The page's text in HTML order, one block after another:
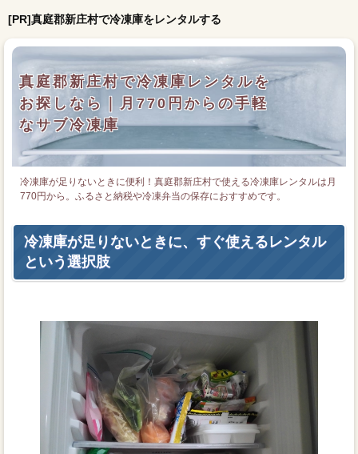
[PR]真庭郡新庄村で冷凍庫をレンタルする
真庭郡新庄村で冷凍庫レンタルを
お探しなら｜月770円からの手軽
なサブ冷凍庫
冷凍庫が足りないときに便利！真庭郡新庄村で使える冷凍庫レンタルは月
770円から。ふるさと納税や冷凍弁当の保存におすすめです。
冷凍庫が足りないときに、すぐ使えるレンタル
という選択肢